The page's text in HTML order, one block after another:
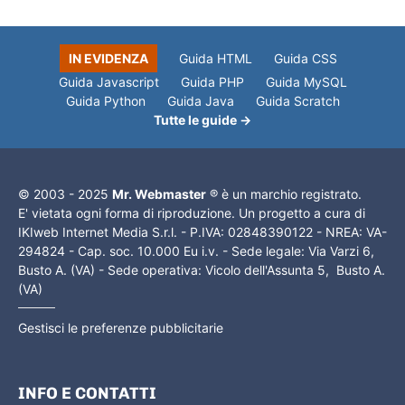
IN EVIDENZA Guida HTML
Guida CSS
Guida Javascript
Guida PHP
Guida MySQL
Guida Python
Guida Java
Guida Scratch
Tutte le guide →
© 2003 - 2025 Mr. Webmaster ® è un marchio registrato.
E' vietata ogni forma di riproduzione. Un progetto a cura di
IKIweb Internet Media S.r.l. - P.IVA: 02848390122 - NREA: VA-
294824 - Cap. soc. 10.000 Eu i.v. - Sede legale: Via Varzi 6,
Busto A. (VA) - Sede operativa: Vicolo dell'Assunta 5, Busto A.
(VA)
Gestisci le preferenze pubblicitarie
INFO E CONTATTI